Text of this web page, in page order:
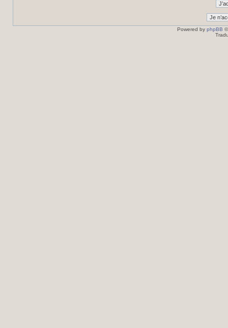
Powered by phpBB